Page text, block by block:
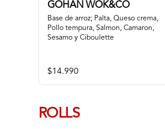
GOHAN WOK&CO
Base de arroz; Palta, Queso crema,
Pollo tempura, Salmon, Camaron,
Sesamo y Ciboulette
$14.990
ROLLS